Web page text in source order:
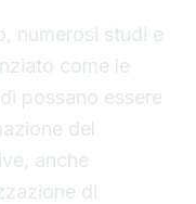
numerosi studi e
come le
possano essere
del
anche
di